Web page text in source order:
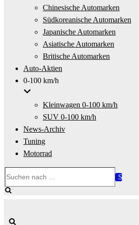
Chinesische Automarken
Südkoreanische Automarken
Japanische Automarken
Asiatische Automarken
Britische Automarken
Auto-Aktien
0-100 km/h
Kleinwagen 0-100 km/h
SUV 0-100 km/h
News-Archiv
Tuning
Motorrad
nach …